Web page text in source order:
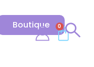
Boutique 0